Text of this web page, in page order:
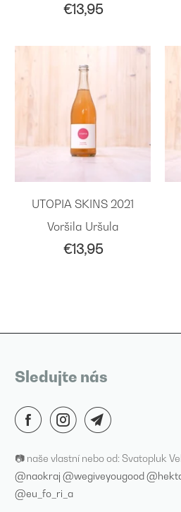
€13,95
UTOPIA SKINS 2021
Voršila Uršula
€13,95
Sledujte nás
📷 naše vlastní nebo od: Svatopluk
@naokraj@wegiveyougood
@eu_fo_ri_a